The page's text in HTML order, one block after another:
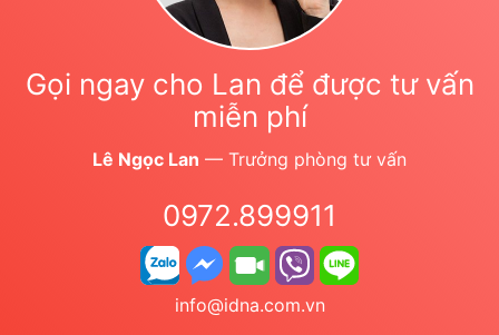
Gọi ngay cho Lan để được tư vấn
miễn phí
Lê Ngọc Lan — Trưởng phòng tư vấn
0972.899911
info@idna.com.vn